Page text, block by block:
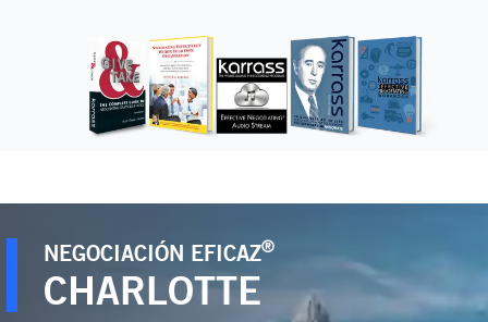
NEGOCIACIÓN EFICAZ®
CHARLOTTE